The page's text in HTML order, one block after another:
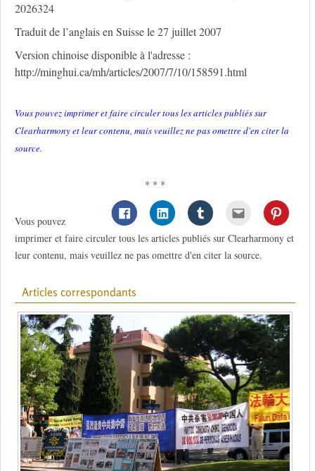
2026324
Traduit de l’anglais en Suisse le 27 juillet 2007
Version chinoise disponible à l'adresse :
http://minghui.ca/mh/articles/2007/7/10/158591.html
Vous pouvez imprimer et faire circuler tous les articles publiés sur
Clearharmony et leur contenu, mais veuillez ne pas omettre d'en citer la
source.
* * *
Vous pouvez
imprimer et faire circuler tous les articles publiés sur Clearharmony et
leur contenu, mais veuillez ne pas omettre d'en citer la source.
Articles correspondants